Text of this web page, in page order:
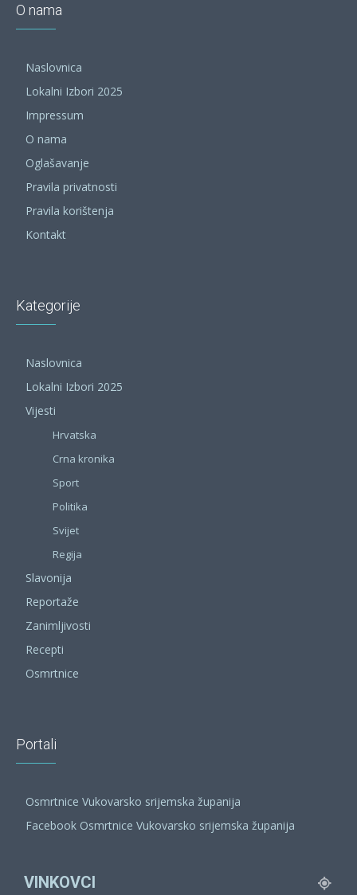
O nama
Naslovnica
Lokalni Izbori 2025
Impressum
O nama
Oglašavanje
Pravila privatnosti
Pravila korištenja
Kontakt
Kategorije
Naslovnica
Lokalni Izbori 2025
Vijesti
Hrvatska
Crna kronika
Sport
Politika
Svijet
Regija
Slavonija
Reportaže
Zanimljivosti
Recepti
Osmrtnice
Portali
Osmrtnice Vukovarsko srijemska županija
Facebook Osmrtnice Vukovarsko srijemska županija
VINKOVCI